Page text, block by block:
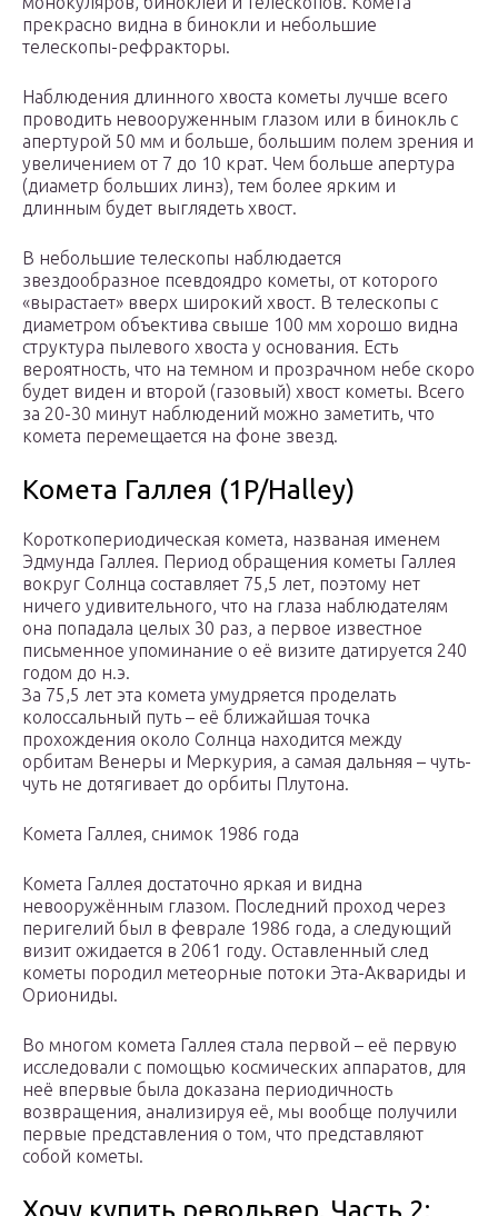
прекрасно видна в бинокли и небольшие
телескопы-рефракторы.
Наблюдения длинного хвоста кометы лучше всего
проводить невооруженным глазом или в бинокль с
апертурой 50 мм и больше, большим полем зрения и
увеличением от 7 до 10 крат. Чем больше апертура
(диаметр больших линз), тем более ярким и
длинным будет выглядеть хвост.
В небольшие телескопы наблюдается
звездообразное псевдоядро кометы, от которого
«вырастает» вверх широкий хвост. В телескопы с
диаметром объектива свыше 100 мм хорошо видна
структура пылевого хвоста у основания. Есть
вероятность, что на темном и прозрачном небе скоро
будет виден и второй (газовый) хвост кометы. Всего
за 20-30 минут наблюдений можно заметить, что
комета перемещается на фоне звезд.
Комета Галлея (1P/Halley)
Короткопериодическая комета, названая именем
Эдмунда Галлея. Период обращения кометы Галлея
вокруг Солнца составляет 75,5 лет, поэтому нет
ничего удивительного, что на глаза наблюдателям
она попадала целых 30 раз, а первое известное
письменное упоминание о её визите датируется 240
годом до н.э.
За 75,5 лет эта комета умудряется проделать
колоссальный путь – её ближайшая точка
прохождения около Солнца находится между
орбитам Венеры и Меркурия, а самая дальняя – чуть-
чуть не дотягивает до орбиты Плутона.
Комета Галлея, снимок 1986 года
Комета Галлея достаточно яркая и видна
невооружённым глазом. Последний проход через
перигелий был в феврале 1986 года, а следующий
визит ожидается в 2061 году. Оставленный след
кометы породил метеорные потоки Эта-Аквариды и
Ориониды.
Во многом комета Галлея стала первой – её первую
исследовали с помощью космических аппаратов, для
неё впервые была доказана периодичность
возвращения, анализируя её, мы вообще получили
первые представления о том, что представляют
собой кометы.